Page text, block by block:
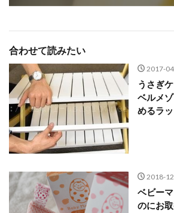
合わせて読みたい
2017-
うさぎ
ベルメ
めるラッ
2018-
ベビー
のにお取